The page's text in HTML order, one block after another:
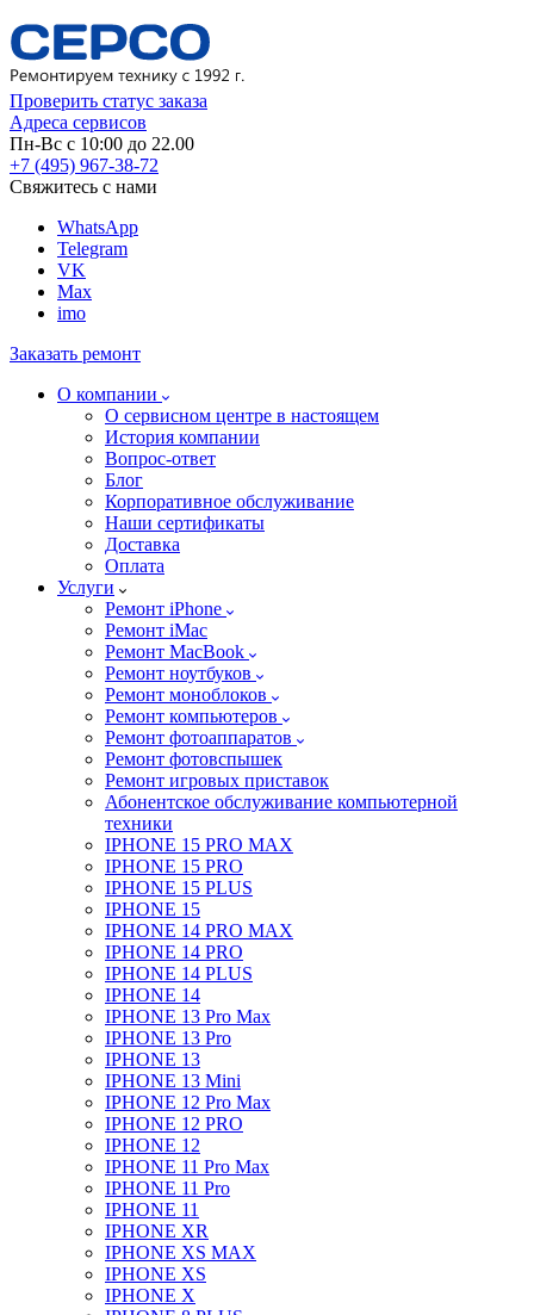
Проверить статус заказа
Адреса сервисов
Пн-Вс с 10:00 до 22.00
+7 (495) 967-38-72
Свяжитесь с нами
WhatsApp
Telegram
VK
Max
imo
Заказать ремонт
О компании
О сервисном центре в настоящем
История компании
Вопрос-ответ
Блог
Корпоративное обслуживание
Наши сертификаты
Доставка
Оплата
Услуги
Ремонт iPhone
Ремонт iMac
Ремонт MacBook
Ремонт ноутбуков
Ремонт моноблоков
Ремонт компьютеров
Ремонт фотоаппаратов
Ремонт фотовспышек
Ремонт игровых приставок
Абонентское обслуживание компьютерной
техники
IPHONE 15 PRO MAX
IPHONE 15 PRO
IPHONE 15 PLUS
IPHONE 15
IPHONE 14 PRO MAX
IPHONE 14 PRO
IPHONE 14 PLUS
IPHONE 14
IPHONE 13 Pro Max
IPHONE 13 Pro
IPHONE 13
IPHONE 13 Mini
IPHONE 12 Pro Max
IPHONE 12 PRO
IPHONE 12
IPHONE 11 Pro Max
IPHONE 11 Pro
IPHONE 11
IPHONE XR
IPHONE XS MAX
IPHONE XS
IPHONE X